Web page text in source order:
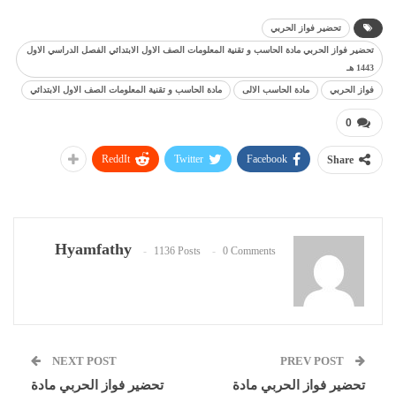
تحضير فواز الحربي
تحضير فواز الحربي مادة الحاسب و تقنية المعلومات الصف الاول الابتدائي الفصل الدراسي الاول
1443 هـ
فواز الحربي مادة الحاسب الالى مادة الحاسب و تقنية المعلومات الصف الاول الابتدائي
0
Share
Facebook
Twitter
ReddIt
Hyamfathy 1136 Posts 0 Comments
تحضير فواز الحربي مادة
NEXT POST
تحضير فواز الحربي مادة